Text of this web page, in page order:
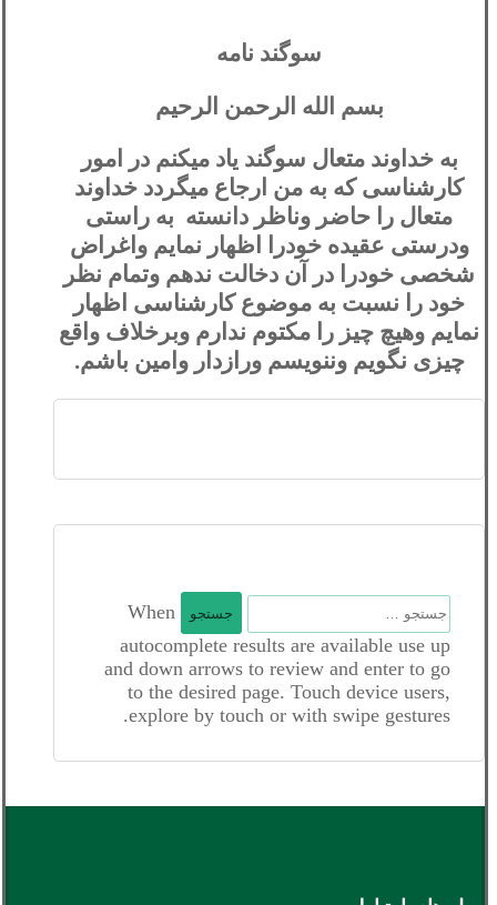
سوگند نامه
بسم الله الرحمن الرحیم
به خداوند متعال سوگند یاد میکنم در امور
کارشناسی که به من ارجاع میگردد خداوند
متعال را حاضر وناظر دانسته‎ به راستی
ودرستی عقیده خودرا اظهار نمایم واغراض
شخصی خودرا در آن دخالت ندهم وتمام نظر
خود را نسبت به موضوع کارشناسی اظهار
نمایم وهیچ چیز را مکتوم ندارم وبرخلاف واقع
چیزی نگویم وننویسم ورازدار وامین باشم.
جستجو
برای:
When
autocomplete results are available use up
and down arrows to review and enter to go
to the desired page. Touch device users,
explore by touch or with swipe gestures.